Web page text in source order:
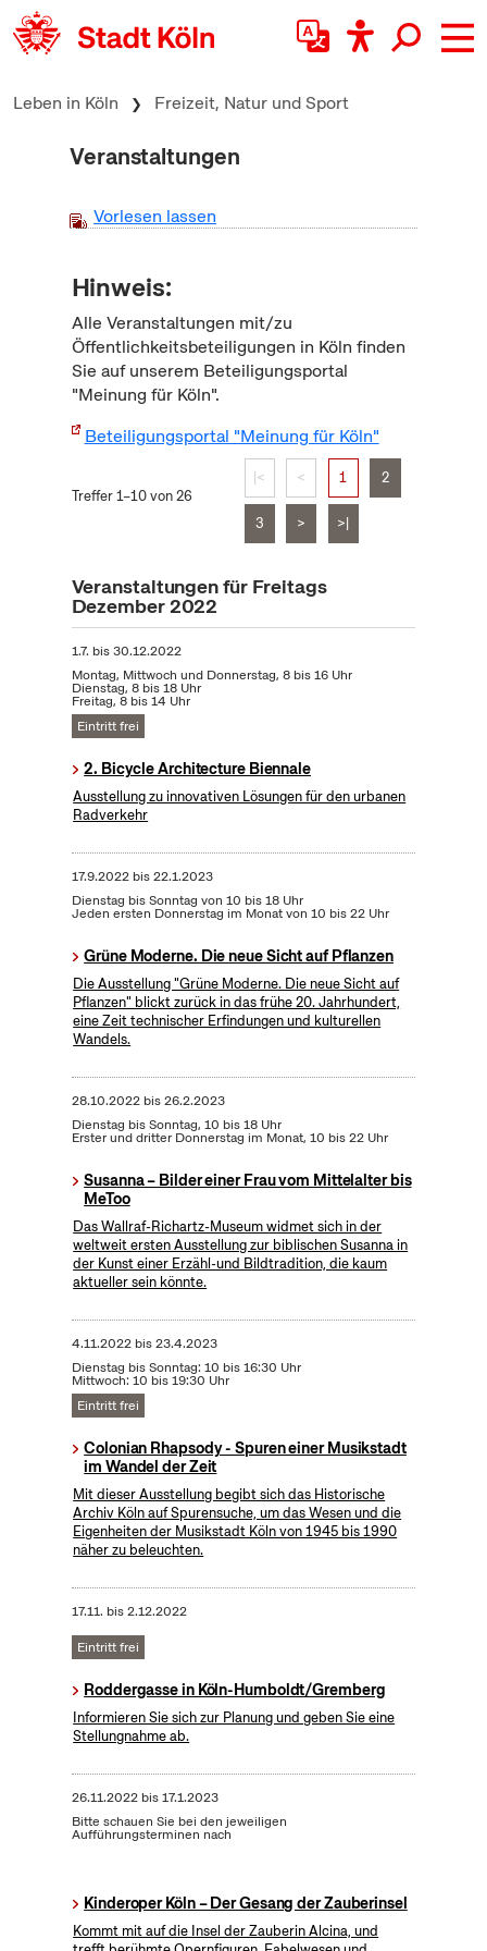
zum Inhalt springen
Leben in Köln Freizeit, Natur und Sport
Veranstaltungen
Vorlesen lassen
Hinweis:
Alle Veranstaltungen mit/zu
Öffentlichkeitsbeteiligungen in Köln finden
Sie auf unserem Beteiligungsportal
"Meinung für Köln".
Beteiligungsportal "Meinung für Köln"
Treffer 1–10 von 26
|< < 1 2
3 > >|
Veranstaltungen für Freitags
Dezember 2022
1.7. bis30.12.2022
Montag, Mittwoch und Donnerstag, 8 bis 16 Uhr
Dienstag, 8 bis 18 Uhr
Freitag, 8 bis 14 Uhr
Eintritt frei
2. Bicycle Architecture Biennale
Ausstellung zu innovativen Lösungen für den urbanen
Radverkehr
17.9.2022bis22.1.2023
Dienstag bis Sonntag von 10 bis 18 Uhr
Jeden ersten Donnerstag im Monat von 10 bis 22 Uhr
Grüne Moderne. Die neue Sicht auf Pflanzen
Die Ausstellung "Grüne Moderne. Die neue Sicht auf
Pflanzen" blickt zurück in das frühe 20. Jahrhundert,
eine Zeit technischer Erfindungen und kulturellen
Wandels.
28.10.2022bis26.2.2023
Dienstag bis Sonntag, 10 bis 18 Uhr
Erster und dritter Donnerstag im Monat, 10 bis 22 Uhr
Susanna – Bilder einer Frau vom Mittelalter bis
MeToo
Das Wallraf-Richartz-Museum widmet sich in der
weltweit ersten Ausstellung zur biblischen Susanna in
der Kunst einer Erzähl-und Bildtradition, die kaum
aktueller sein könnte.
4.11.2022bis23.4.2023
Dienstag bis Sonntag: 10 bis 16:30 Uhr
Mittwoch: 10 bis 19:30 Uhr
Eintritt frei
Colonian Rhapsody - Spuren einer Musikstadt
im Wandel der Zeit
Mit dieser Ausstellung begibt sich das Historische
Archiv Köln auf Spurensuche, um das Wesen und die
Eigenheiten der Musikstadt Köln von 1945 bis 1990
näher zu beleuchten.
17.11. bis2.12.2022
Eintritt frei
Roddergasse in Köln-Humboldt/Gremberg
Informieren Sie sich zur Planung und geben Sie eine
Stellungnahme ab.
26.11.2022bis17.1.2023
Bitte schauen Sie bei den jeweiligen
Aufführungsterminen nach
Kinderoper Köln – Der Gesang der Zauberinsel
Kommt mit auf die Insel der Zauberin Alcina, und